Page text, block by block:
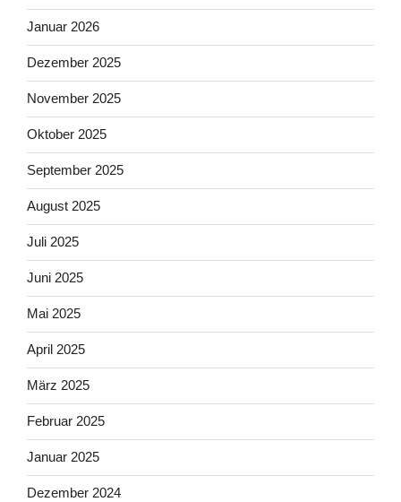
Januar 2026
Dezember 2025
November 2025
Oktober 2025
September 2025
August 2025
Juli 2025
Juni 2025
Mai 2025
April 2025
März 2025
Februar 2025
Januar 2025
Dezember 2024